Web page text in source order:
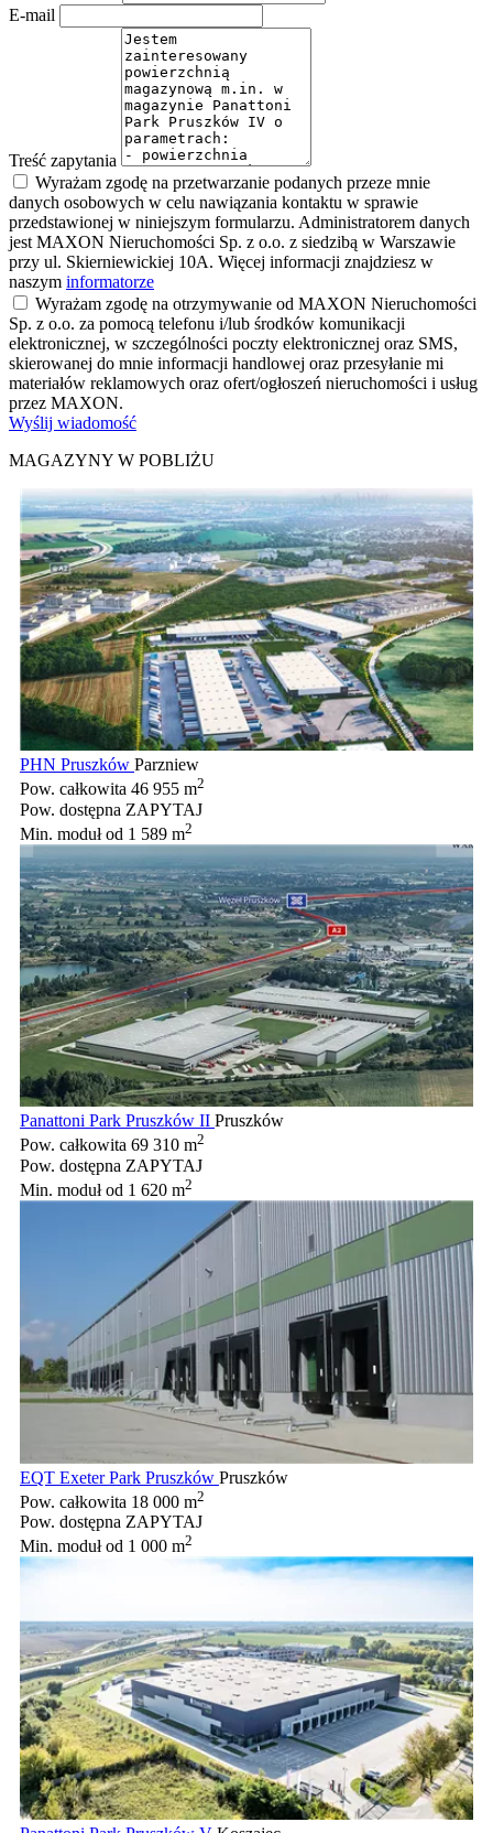
E-mail
Treść zapytania
Wyrażam zgodę na przetwarzanie podanych przeze mnie
danych osobowych w celu nawiązania kontaktu w sprawie
przedstawionej w niniejszym formularzu. Administratorem danych
jest MAXON Nieruchomości Sp. z o.o. z siedzibą w Warszawie
przy ul. Skierniewickiej 10A. Więcej informacji znajdziesz w
naszym informatorze
Wyrażam zgodę na otrzymywanie od MAXON Nieruchomości
Sp. z o.o. za pomocą telefonu i/lub środków komunikacji
elektronicznej, w szczególności poczty elektronicznej oraz SMS,
skierowanej do mnie informacji handlowej oraz przesyłanie mi
materiałów reklamowych oraz ofert/ogłoszeń nieruchomości i usług
przez MAXON.
Wyślij wiadomość
MAGAZYNY W POBLIŻU
PHN Pruszków Parzniew
Pow. całkowita 46 955 m2
Pow. dostępna ZAPYTAJ
Min. modułod 1 589 m2
Panattoni Park Pruszków II Pruszków
Pow. całkowita 69 310 m2
Pow. dostępna ZAPYTAJ
Min. modułod 1 620 m2
EQT Exeter Park Pruszków Pruszków
Pow. całkowita 18 000 m2
Pow. dostępna ZAPYTAJ
Min. modułod 1 000 m2